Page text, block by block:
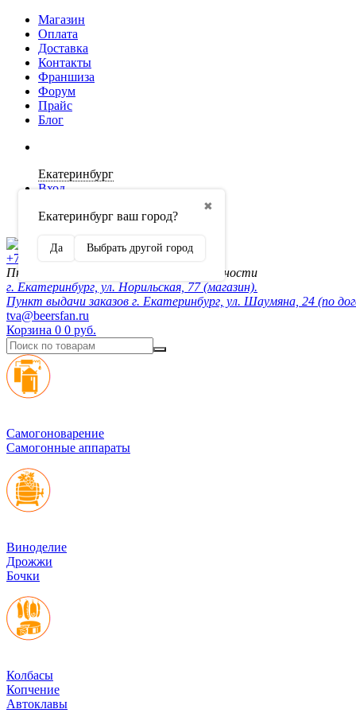
Магазин
Оплата
Доставка
Контакты
Франшиза
Форум
Прайс
Блог
Екатеринбург
✖
Екатеринбург ваш город?
Да Выбрать другой город
Вход
Регистрация
+7 (902) 872-54-70
Пн-Пт 10:00-20:00, сб-вск по договорённости
г. Екатеринбург, ул. Норильская, 77 (магазин).
Пункт выдачи заказов г. Екатеринбург, ул. Шаумяна, 24 (по
tva@beersfan.ru
Корзина 0 0 руб.
Cамогоноварение
Самогонные аппараты
Виноделие
Дрожжи
Бочки
Колбасы
Копчение
Автоклавы